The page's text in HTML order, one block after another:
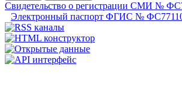
Свидетельство о регистрации СМИ №
Электронный паспорт ФГИС №